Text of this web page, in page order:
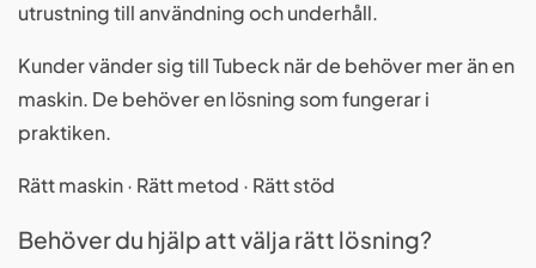
utrustning till användning och underhåll.
Kunder vänder sig till Tubeck när de behöver mer än en
maskin. De behöver en lösning som fungerar i
praktiken.
Rätt maskin · Rätt metod · Rätt stöd
Behöver du hjälp att välja rätt lösning?